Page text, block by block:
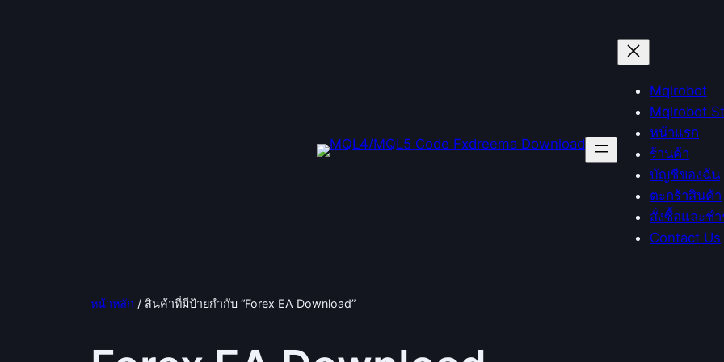
Mqlrobot
Mqlrobot
หน้าแรก
ร้านค้า
บัญชีของฉัน
ตะกร้าสินค้า
สั่งซื้อและชำ
Contact Us
หน้าหลัก / สินค้าที่มีป้ายกำกับ “Forex EA Download”